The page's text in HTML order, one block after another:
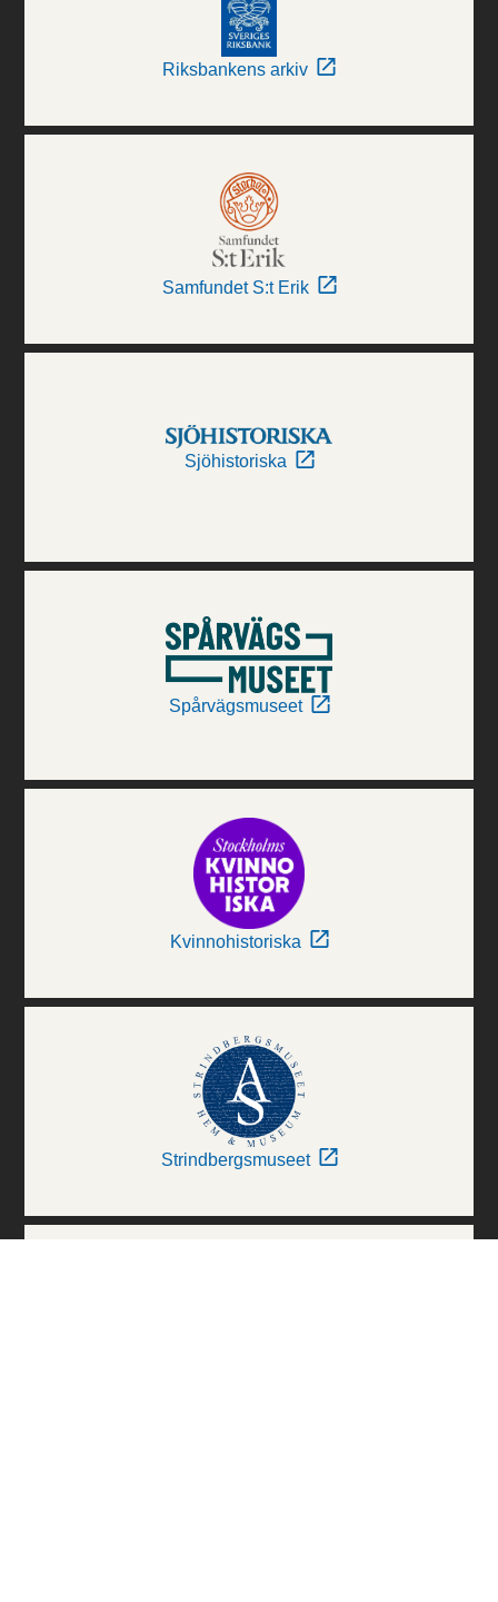
Riksbankens arkiv
Samfundet S:t Erik
Sjöhistoriska
Spårvägsmuseet
Kvinnohistoriska
Strindbergsmuseet